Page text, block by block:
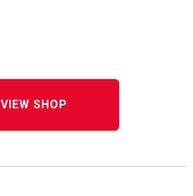
VIEW SHOP